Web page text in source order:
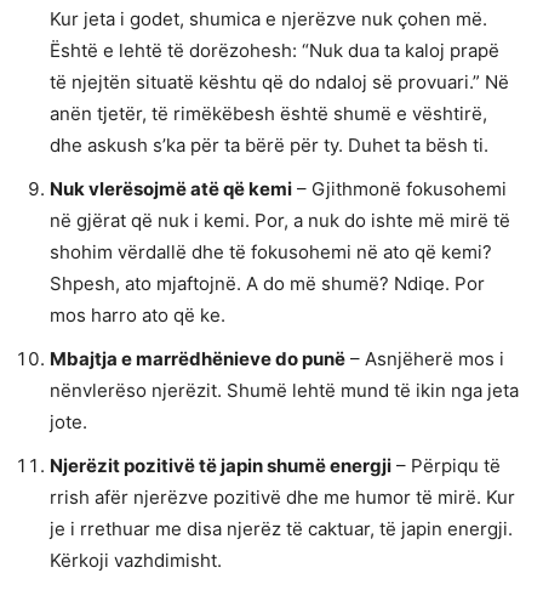
Kur jeta i godet, shumica e njerëzve nuk çohen më.
Është e lehtë të dorëzohesh: “Nuk dua ta kaloj prapë
të njejtën situatë kështu që do ndaloj së provuari.” Në
anën tjetër, të rimëkëbesh është shumë e vështirë,
dhe askush s’ka për ta bërë për ty. Duhet ta bësh ti.
Nuk vlerësojmë atë që kemi – Gjithmonë fokusohemi
në gjërat që nuk i kemi. Por, a nuk do ishte më mirë të
shohim vërdallë dhe të fokusohemi në ato që kemi?
Shpesh, ato mjaftojnë. A do më shumë? Ndiqe. Por
mos harro ato që ke.
Mbajtja e marrëdhënieve do punë – Asnjëherë mos i
nënvlerëso njerëzit. Shumë lehtë mund të ikin nga jeta
jote.
Njerëzit pozitivë të japin shumë energji – Përpiqu të
rrish afër njerëzve pozitivë dhe me humor të mirë. Kur
je i rrethuar me disa njerëz të caktuar, të japin energji.
Kërkoji vazhdimisht.